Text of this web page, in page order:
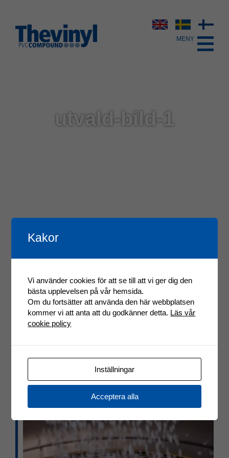
utvald-bild-1
Kakor
Vi använder cookies för att se till att vi ger dig den
bästa upplevelsen på vår hemsida.
Om du fortsätter att använda den här webbplatsen
kommer vi att anta att du godkänner detta. Läs vår
cookie policy
Inställningar
Acceptera alla